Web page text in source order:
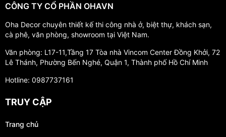
CÔNG TY CỔ PHẦN OHAVN
Oha Decor chuyên thiết kế thi công nhà ở, biệt thự, khách sạn,
cà phê, văn phòng, showroom tại Việt Nam.
Văn phòng: L17-11,Tầng 17 Tòa nhà Vincom Center Đồng Khởi, 72
Lê Thánh, Phường Bến Nghé, Quận 1, Thành phố Hồ Chí Minh
Hotline: 0987737161
TRUY CẬP
Trang chủ